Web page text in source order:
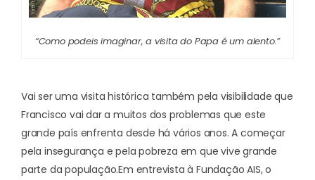
“Como podeis imaginar, a visita do Papa é um alento.”
Vai ser uma visita histórica também pela visibilidade que
Francisco vai dar a muitos dos problemas que este
grande país enfrenta desde há vários anos. A começar
pela insegurança e pela pobreza em que vive grande
parte da população.Em entrevista à Fundação AIS, o